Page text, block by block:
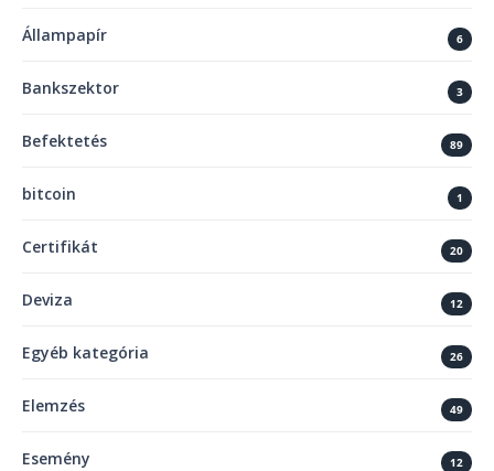
Állampapír 6
Bankszektor 3
Befektetés 89
bitcoin 1
Certifikát 20
Deviza 12
Egyéb kategória 26
Elemzés 49
Esemény 12